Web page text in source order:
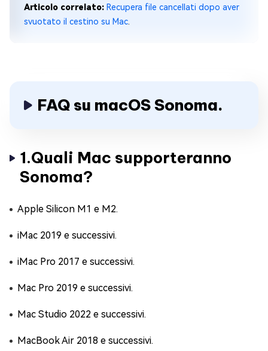
Articolo correlato: Recupera file cancellati dopo aver
svuotato il cestino su Mac.
FAQ su macOS Sonoma.
1.Quali Mac supporteranno
Sonoma?
Apple Silicon M1 e M2.
iMac 2019 e successivi.
iMac Pro 2017 e successivi.
Mac Pro 2019 e successivi.
Mac Studio 2022 e successivi.
MacBook Air 2018 e successivi.